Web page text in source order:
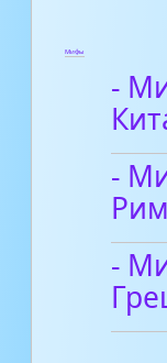
Мифы
-
-
-